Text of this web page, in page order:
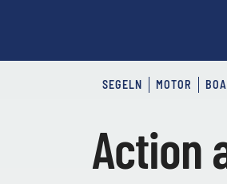
SEGELN MOTOR
Action